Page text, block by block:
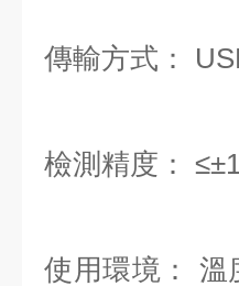
傳輸方式：
檢測精度：
使用環境：